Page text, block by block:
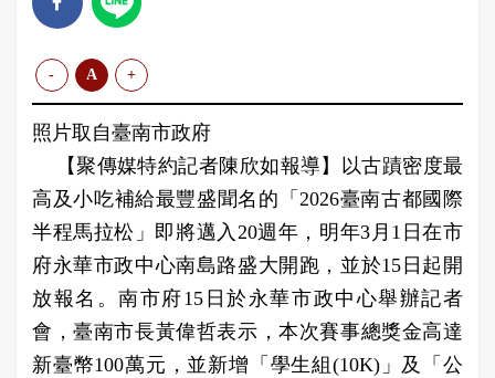
- A +
照片取自臺南市政府
【聚傳媒特約記者陳欣如報導】以古蹟密度最
高及小吃補給最豐盛聞名的「2026臺南古都國際
半程馬拉松」即將邁入20週年，明年3月1日在市
府永華市政中心南島路盛大開跑，並於15日起開
放報名。南市府15日於永華市政中心舉辦記者
會，臺南市長黃偉哲表示，本次賽事總獎金高達
新臺幣100萬元，並新增「學生組(10K)」及「公